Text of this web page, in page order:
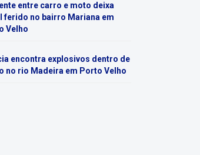
entre carro e moto deixa
ferido no bairro Mariana em
Velho
encontra explosivos dentro de
no rio Madeira em Porto Velho